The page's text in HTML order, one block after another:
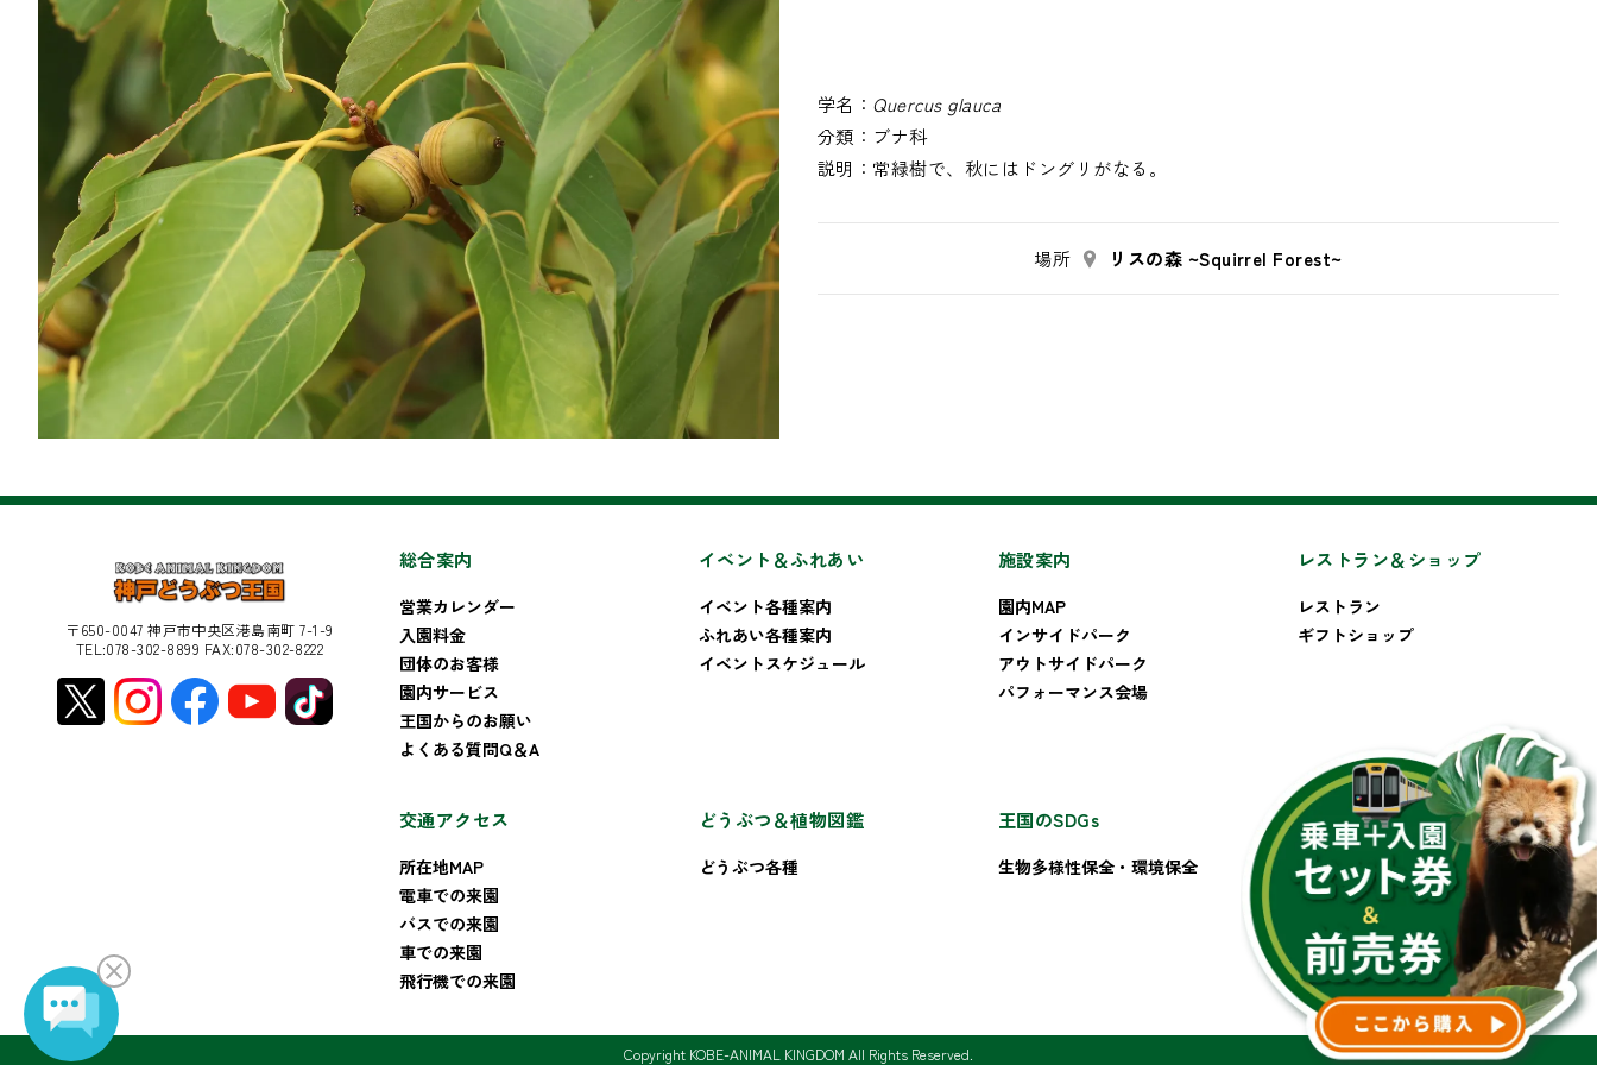
学名： Quercus glauca
分類： ブナ科
説明： 常緑樹で、秋にはドングリがなる。
場所 リスの森 ~Squirrel Forest~
総合案内
営業カレンダー
入園料金
団体のお客様
園内サービス
王国からのお願い
よくある質問Q＆A
イベント＆ふれあい
イベント各種案内
ふれあい各種案内
イベントスケジュール
施設案内
園内MAP
インサイドパーク
アウトサイドパーク
パフォーマンス会場
レストラン＆ショップ
レストラン
ギフトショップ
交通アクセス
所在地MAP
電車での来園
バスでの来園
車での来園
飛行機での来園
どうぶつ＆植物図鑑
どうぶつ各種
王国のSDGs
生物多様性保全・環境保全
その他
お問い合わせ
会社概要
プライバシーポリシー
〒650-0047 神戸市中央区港島南町 7-1-9
TEL:078-302-8899 FAX:078-302-8222
Copyright KOBE-ANIMAL KINGDOM All Rights Reserved.